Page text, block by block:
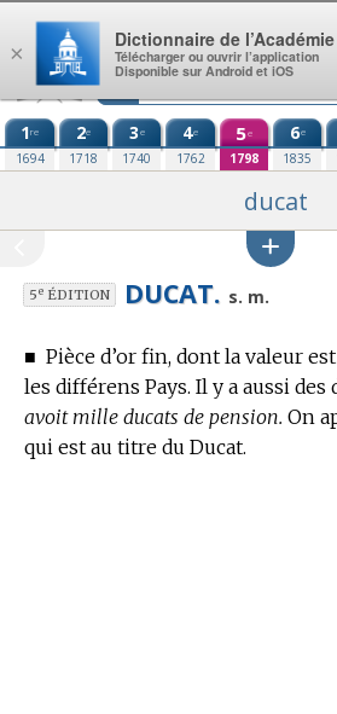
Aller au contenu
1re
1694
2e
1718
3e
1740
4e
1762
5e
1798
6e
1835
ducat
5eÉDITION DUCAT. s. m.
■ Pièce d’or fin, dont la valeur
les différens Pays. Il y a aussi des
avoit mille ducats de pension. On
qui est au titre du Ducat.
×
Dictionnaire de l’Académie
Télécharger ou ouvrir l’application
Disponible sur Android et iOS